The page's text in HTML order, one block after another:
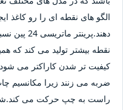
الگو های نقطه ای را رو کاغذ
نقطه بیشتر تولید می کند که
کیفیت تر شدن کاراکتر می
ضربه می زنند زیرا
راست به چپ حرکت می کند.شما